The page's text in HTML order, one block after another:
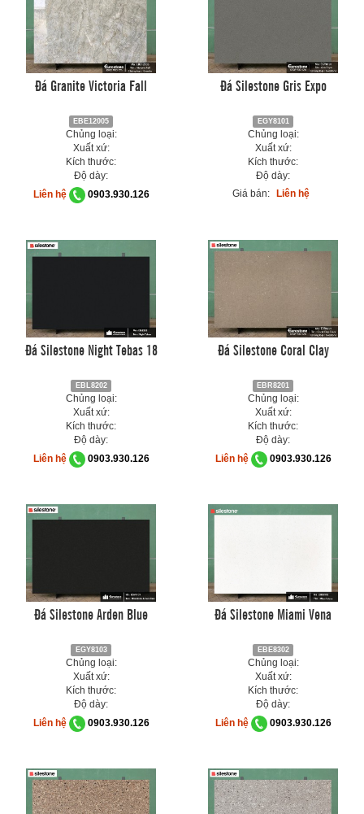
Đá Granite Victoria Fall
EBE12005
Chủng loại:
Xuất xứ:
Kích thước:
Độ dày:
Liên hệ
0903.930.126
Đá Silestone Gris Expo
EGY8101
Chủng loại:
Xuất xứ:
Kích thước:
Độ dày:
Giá bán:
Liên hệ
Đá Silestone Night Tebas 18
EBL8202
Chủng loại:
Xuất xứ:
Kích thước:
Độ dày:
Liên hệ
0903.930.126
Đá Silestone Coral Clay
EBR8201
Chủng loại:
Xuất xứ:
Kích thước:
Độ dày:
Liên hệ
0903.930.126
Đá Silestone Arden Blue
EGY8103
Chủng loại:
Xuất xứ:
Kích thước:
Độ dày:
Liên hệ
0903.930.126
Đá Silestone Miami Vena
EBE8302
Chủng loại:
Xuất xứ:
Kích thước:
Độ dày:
Liên hệ
0903.930.126